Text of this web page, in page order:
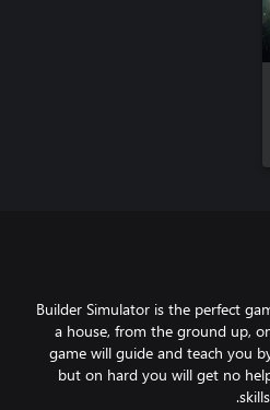
Builder Simulator is the perfect
a house, from the ground up,
game will guide and teach you
but on hard you will get no